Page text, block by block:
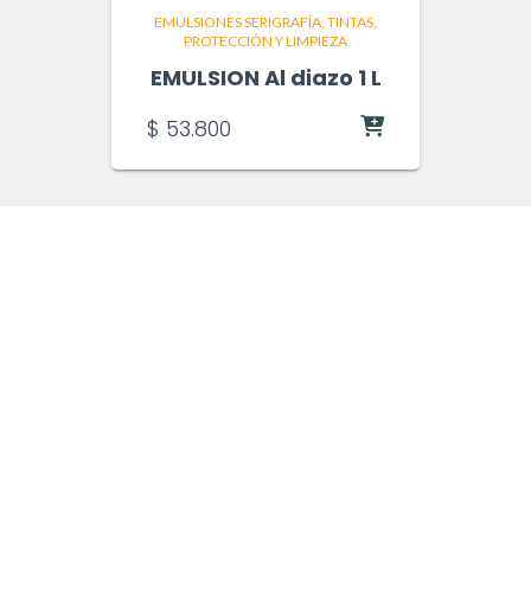
EMULSIONES SERIGRAFÍA TINTAS,
PROTECCIÓN Y LIMPIEZA
EMULSION Al diazo 1 L
$ 53.800